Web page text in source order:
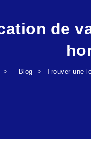
de
Blog Trouver une